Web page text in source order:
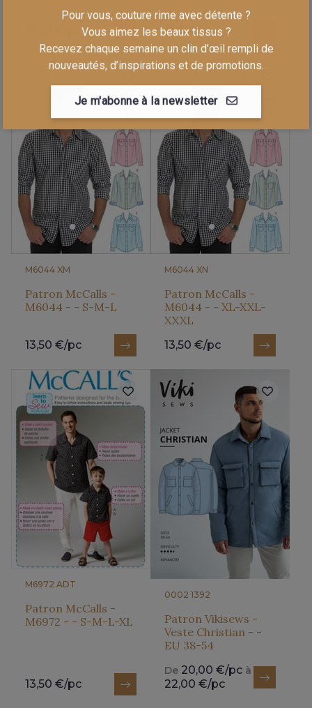
13,50 €/pc
M6044 XM
Patron McCalls -
M6044 - - S-M-L
13,50 €/pc
M6044 XN
Patron McCalls -
M6044 - - XL-XXL-
XXXL
13,50 €/pc
M6972 ADT
Patron McCalls -
M6972 - - S-M-L-XL
13,50 €/pc
0002 1392
Patron Vikisews -
Veste Christian - -
EU 38-54
De 20,00 €/pc à
22,00 €/pc
Pour vous, couture rime avec détente ?
Vous aimez les beaux tissus ?
Recevez chaque semaine un clin d’œil rempli de
nouveautés, d’inspirations et de promotions.
Je m'abonne à la newsletter